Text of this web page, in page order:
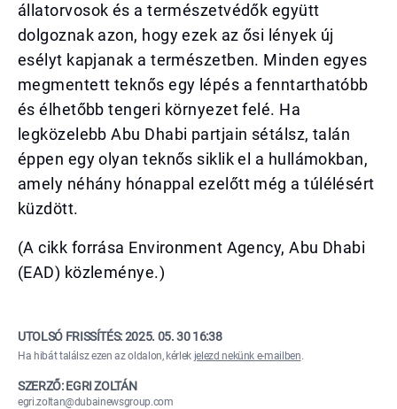
állatorvosok és a természetvédők együtt
dolgoznak azon, hogy ezek az ősi lények új
esélyt kapjanak a természetben. Minden egyes
megmentett teknős egy lépés a fenntarthatóbb
és élhetőbb tengeri környezet felé. Ha
legközelebb Abu Dhabi partjain sétálsz, talán
éppen egy olyan teknős siklik el a hullámokban,
amely néhány hónappal ezelőtt még a túlélésért
küzdött.
(A cikk forrása Environment Agency, Abu Dhabi
(EAD) közleménye.)
UTOLSÓ FRISSÍTÉS:2025. 05. 30 16:38
Ha hibát találsz ezen az oldalon, kérlek jelezd nekünk e-mailben.
SZERZŐ: EGRI ZOLTÁN
egri.zoltan@dubainewsgroup.com